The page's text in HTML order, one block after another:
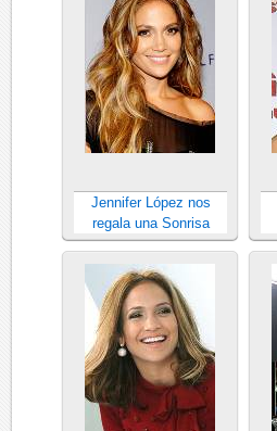
Jennifer López nos
regala una Sonrisa